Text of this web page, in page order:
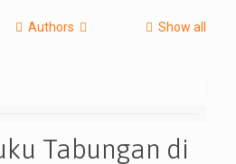
Authors Show all
Tabungan di